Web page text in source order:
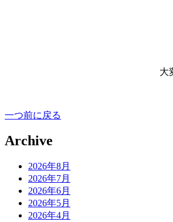
大
一つ前に戻る
Archive
2026年8月
2026年7月
2026年6月
2026年5月
2026年4月